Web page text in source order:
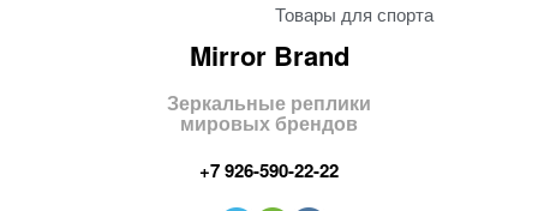
Товары для спорта
Mirror Brand
Зеркальные реплики
мировых брендов
+7 926-590-22-22